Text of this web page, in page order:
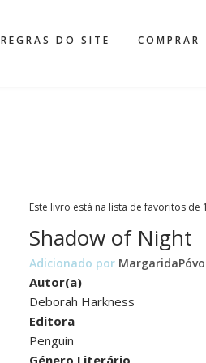
REGRAS DO SITE COMPRAR
Este livro está na lista de favoritos de
Shadow of Night
Adicionado por
Autor(a)
Deborah Harkness
Editora
Penguin
Género Literário